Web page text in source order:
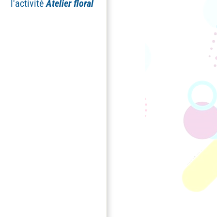
l'activitéAtelier floral